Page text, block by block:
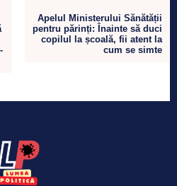
Apelul Ministerului Sănătății
pentru părinți: Înainte să duci
copilul la școală, fii atent la
cum se simte